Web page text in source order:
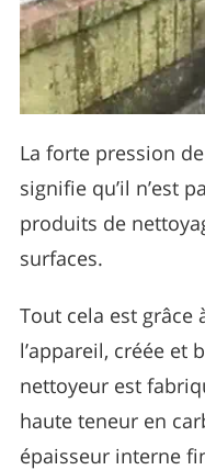
La forte pression
signifie qu’il n’est
produits de
surfaces.
Tout cela est grâce
l’appareil, créée et
nettoyeur est
haute teneur en
épaisseur interne